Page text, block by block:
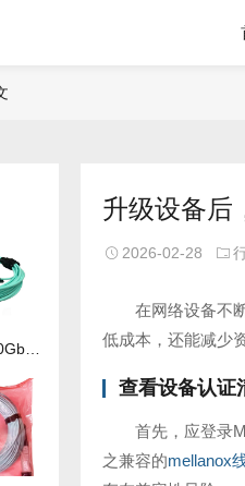
升级设备后
2026-02-28
在网络设备不
低成本，还能减少
查看设备认证
首先，应登录
之兼容的mellanox